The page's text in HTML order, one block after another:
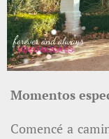
Momentos
Comencé a